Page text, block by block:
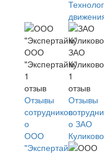
ООО
"Экспертайм"
1
отзыв
Отзывы
сотрудников
о
ООО
"Экспертайм"
ЗАО
1
отзыв
Отзывы
о ЗАО